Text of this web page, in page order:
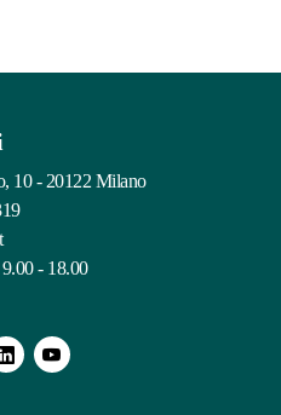
10 - 20122 Milano
- 18.00